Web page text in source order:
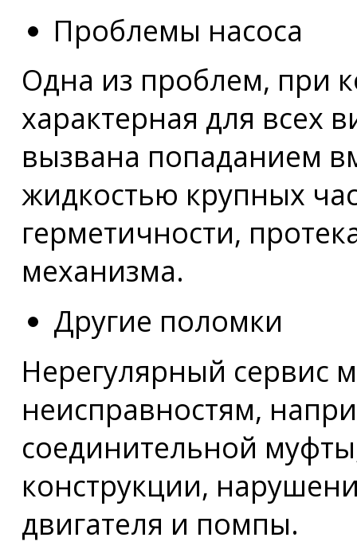
Проблемы насоса
Одна из проблем, при
характерная для всех
вызвана попаданием
жидкостью крупных
герметичности,
механизма.
Другие поломки
Нерегулярный сервис
неисправностям,
соединительной
конструкции,
двигателя и помпы.